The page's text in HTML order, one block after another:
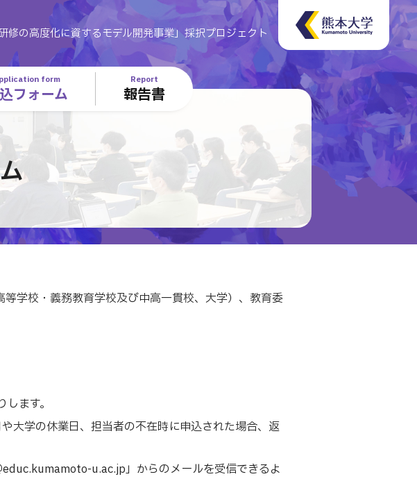
修の高度化に資するモデル開発事業」採択プロジェクト
form
フォーム
Report
報告書
学校・義務教育学校及び中高一貫校、大学）、教育委
ます。
大学の休業日、担当者の不在時に申込された場合、返
u.ac.jp」からのメールを受信できるよ